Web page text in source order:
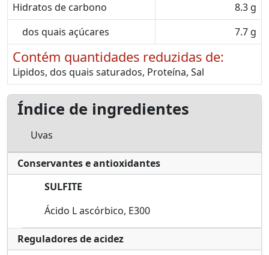
Hidratos de carbono
8.3 g
dos quais açúcares
7.7 g
Contém quantidades reduzidas de:
Lipidos, dos quais saturados, Proteína, Sal
Índice de ingredientes
Uvas
Conservantes e antioxidantes
SULFITE
Ácido L ascórbico, E300
Reguladores de acidez